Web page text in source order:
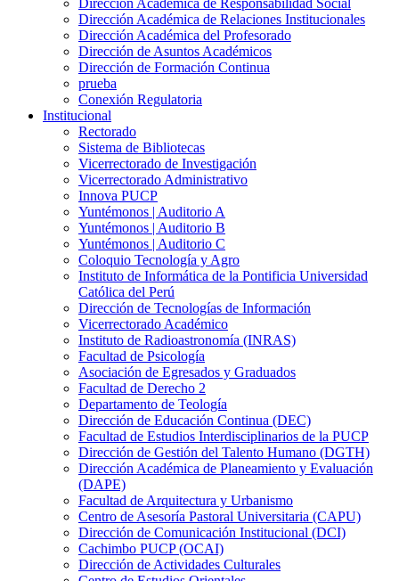
Dirección Académica de Responsabilidad Social
Dirección Académica de Relaciones Institucionales
Dirección Académica del Profesorado
Dirección de Asuntos Académicos
Dirección de Formación Continua
prueba
Conexión Regulatoria
Institucional
Rectorado
Sistema de Bibliotecas
Vicerrectorado de Investigación
Vicerrectorado Administrativo
Innova PUCP
Yuntémonos | Auditorio A
Yuntémonos | Auditorio B
Yuntémonos | Auditorio C
Coloquio Tecnología y Agro
Instituto de Informática de la Pontificia Universidad
Católica del Perú
Dirección de Tecnologías de Información
Vicerrectorado Académico
Instituto de Radioastronomía (INRAS)
Facultad de Psicología
Asociación de Egresados y Graduados
Facultad de Derecho 2
Departamento de Teología
Dirección de Educación Continua (DEC)
Facultad de Estudios Interdisciplinarios de la PUCP
Dirección de Gestión del Talento Humano (DGTH)
Dirección Académica de Planeamiento y Evaluación
(DAPE)
Facultad de Arquitectura y Urbanismo
Centro de Asesoría Pastoral Universitaria (CAPU)
Dirección de Comunicación Institucional (DCI)
Cachimbo PUCP (OCAI)
Dirección de Actividades Culturales